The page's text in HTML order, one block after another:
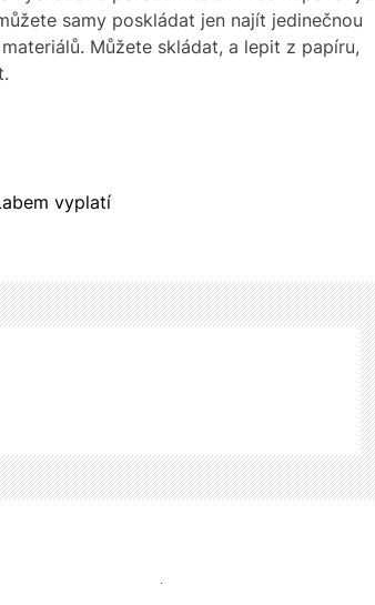
samy poskládat jen najít jedinečnou
Můžete skládat, a lepit z papíru,
vyplatí